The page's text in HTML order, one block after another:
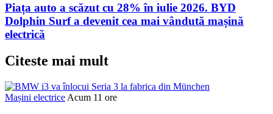
Piața auto a scăzut cu 28% în iulie 2026. BYD
Dolphin Surf a devenit cea mai vândută mașină
electrică
Citeste mai mult
Mașini electrice Acum 11 ore